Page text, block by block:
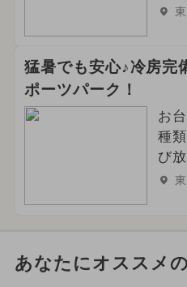
猛暑でも安心♪冷房完
ポーツパーク！
お
種
び
あなたにオススメ